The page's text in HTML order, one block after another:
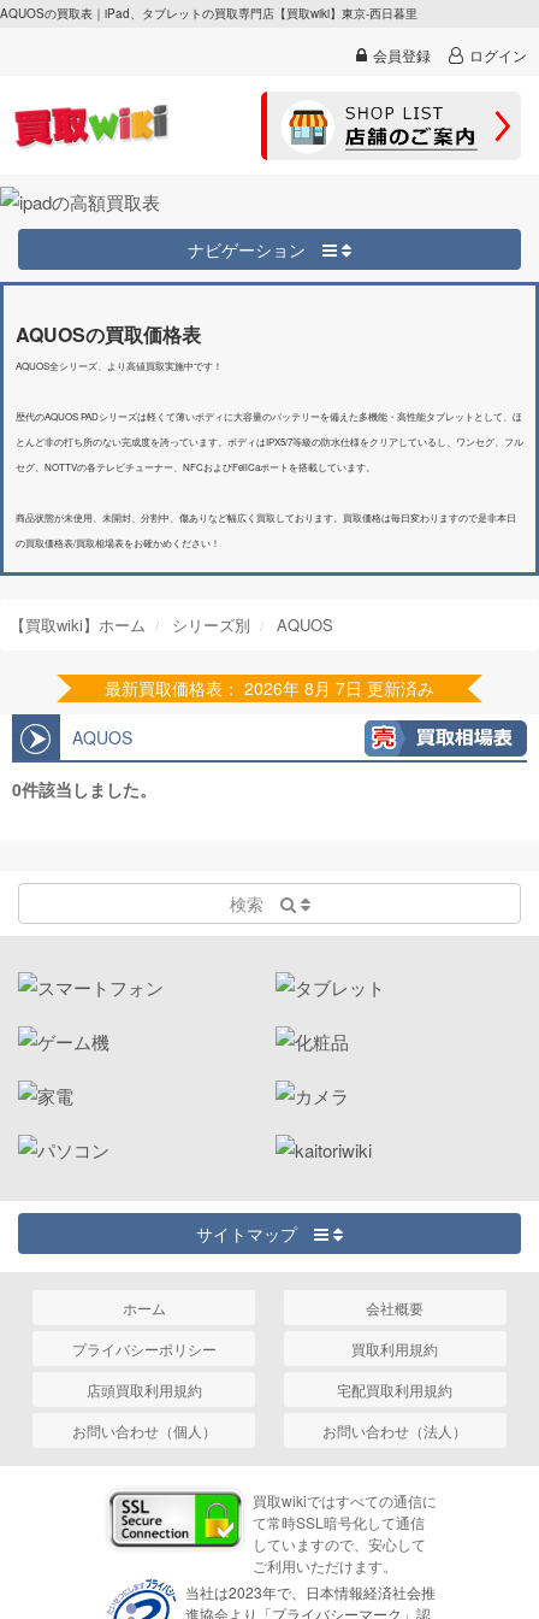
AQUOSの買取表｜iPad、タブレットの買取専門店【買取wiki】東京-西日暮里
会員登録 ログイン
ナビゲーション
AQUOSの買取価格表
AQUOS全シリーズ、より高値買取実施中です！
歴代のAQUOS PADシリーズは軽くて薄いボディに大容量のバッテリーを備えた多機能・高性能タブレットとして、ほ
とんど非の打ち所のない完成度を誇っています。ボディはIPX5/7等級の防水仕様をクリアしているし、ワンセグ、フル
セグ、NOTTVの各テレビチューナー、NFCおよびFeliCaポートを搭載しています。
商品状態が未使用、未開封、分割中、傷ありなど幅広く買取しております。買取価格は毎日変わりますので是非本日
の買取価格表/買取相場表をお確かめください！
【買取wiki】ホーム シリーズ別 AQUOS
最新買取価格表： 2026年 8月 7日 更新済み
AQUOS
0件該当しました。
検索
サイトマップ
ホーム
会社概要
プライバシーポリシー
買取利用規約
店頭買取利用規約
宅配買取利用規約
お問い合わせ（個人）
お問い合わせ（法人）
買取wikiではすべての通信に
て常時SSL暗号化して通信
していますので、安心して
ご利用いただけます。
当社は2023年で、日本情報経済社会推
進協会より「プライバシーマーク」認